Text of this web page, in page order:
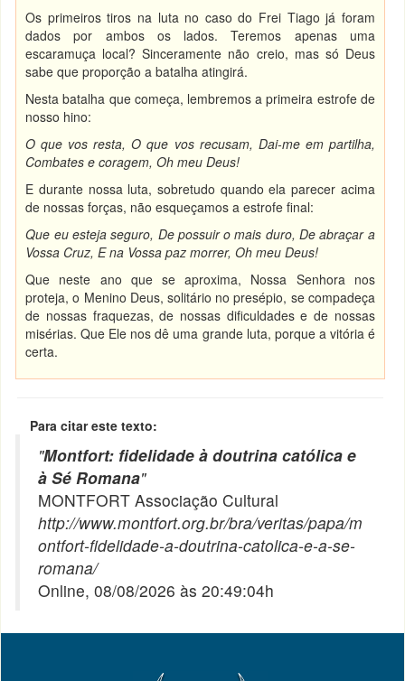
Os primeiros tiros na luta no caso do Frei Tiago já foram
dados por ambos os lados. Teremos apenas uma
escaramuça local? Sinceramente não creio, mas só Deus
sabe que proporção a batalha atingirá.
Nesta batalha que começa, lembremos a primeira estrofe de
nosso hino:
O que vos resta, O que vos recusam, Dai-me em partilha,
Combates e coragem, Oh meu Deus!
E durante nossa luta, sobretudo quando ela parecer acima
de nossas forças, não esqueçamos a estrofe final:
Que eu esteja seguro, De possuir o mais duro, De abraçar a
Vossa Cruz, E na Vossa paz morrer, Oh meu Deus!
Que neste ano que se aproxima, Nossa Senhora nos
proteja, o Menino Deus, solitário no presépio, se compadeça
de nossas fraquezas, de nossas dificuldades e de nossas
misérias. Que Ele nos dê uma grande luta, porque a vitória é
certa.
Para citar este texto:
"Montfort: fidelidade à doutrina católica e
à Sé Romana"
MONTFORT Associação Cultural
http://www.montfort.org.br/bra/veritas/papa/m
ontfort-fidelidade-a-doutrina-catolica-e-a-se-
romana/
Online, 08/08/2026 às 20:49:04h